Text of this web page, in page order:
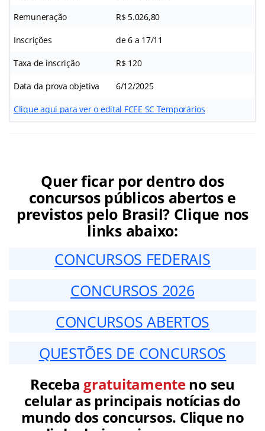
Remuneração R$ 5.026,80
Inscrições de 6 a 17/11
Taxa de inscrição R$ 120
Data da prova objetiva 6/12/2025
Clique aqui para ver o edital FCEE SC Temporários
Quer ficar por dentro dos
concursos públicos abertos e
previstos pelo Brasil? Clique nos
links abaixo:
CONCURSOS FEDERAIS
CONCURSOS 2026
CONCURSOS ABERTOS
QUESTÕES DE CONCURSOS
Receba gratuitamenteno seu
celular as principais notícias do
mundo dos concursos. Clique no